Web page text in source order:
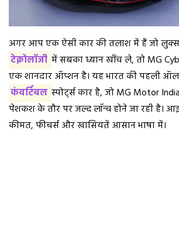
अगर आप एक ऐसी कार की तलाश में हैं जो
टेक्नोलॉजी में सबका ध्यान खींच ले, तो MG
एक शानदार ऑप्शन है। यह भारत की पहली
कंवर्टिबल स्पोर्ट्स कार है, जो MG Motor
पेशकश के तौर पर जल्द लॉन्च होने जा रही है।
कीमत, फीचर्स और खासियतें आसान भाषा में।